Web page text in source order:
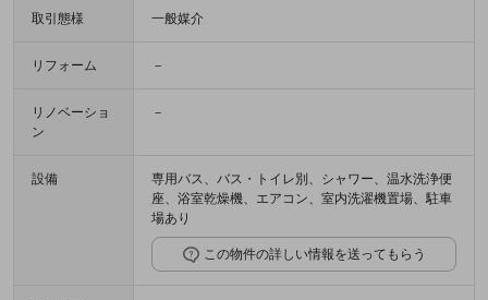
取引態様 一般媒介
リフォーム －
リノベーショ
ン
－
設備
専用バス、バス・トイレ別、シャワー、温水洗浄便
座、浴室乾燥機、エアコン、室内洗濯機置場、駐車
場あり
この物件の詳しい情報を送ってもらう